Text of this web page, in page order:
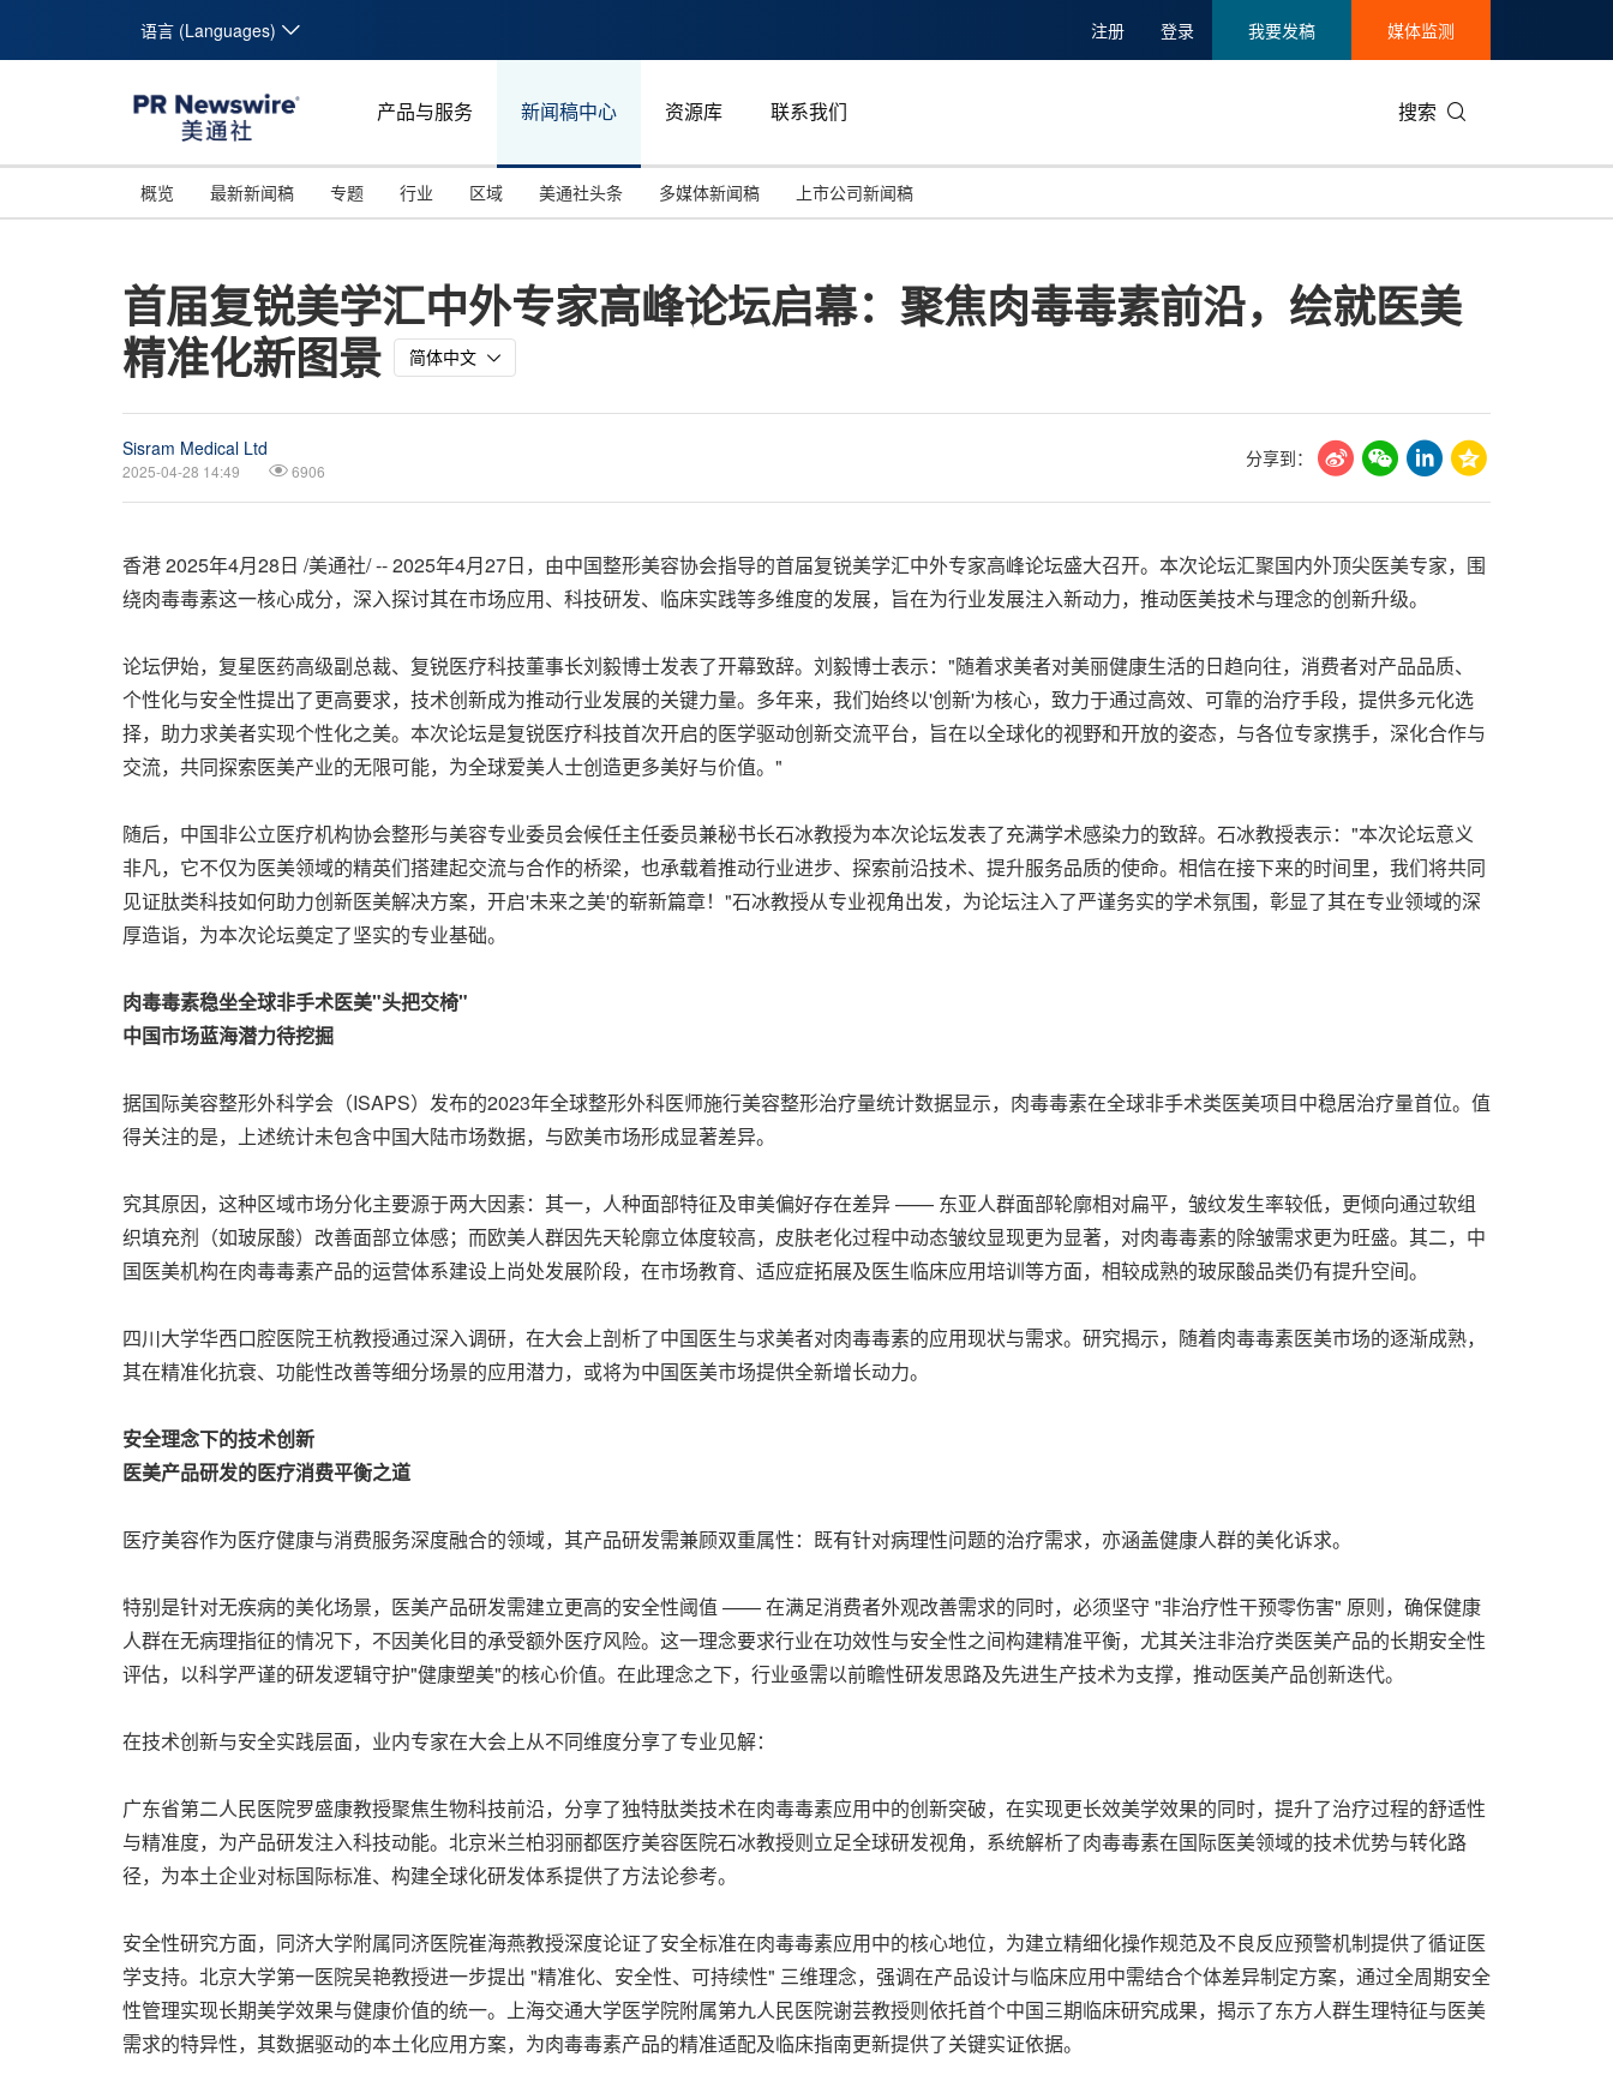
语言 (Languages) 注册 登录 我要发稿 媒体监测
产品与服务 新闻稿中心 资源库 联系我们 搜索
概览 最新新闻稿 专题
投资并购
碳中和
行业
能源化工与环保
娱乐时尚与艺术
区域
马来西亚
新加坡
美通社头条 多媒体新闻稿 上市公司新闻稿
首届复锐美学汇中外专家高峰论坛启幕：聚焦肉毒毒素前沿，绘就医美
精准化新图景
简体中文
Sisram Medical Ltd
2025-04-28 14:49 6906
分享到：
香港2025年4月28日 /美通社/ -- 2025年4月27日，由中国整形美容协会指导的首届复锐美学汇中外专家高峰论坛盛大召开。本次论坛汇聚国内外顶尖医美专家，围
绕肉毒毒素这一核心成分，深入探讨其在市场应用、科技研发、临床实践等多维度的发展，旨在为行业发展注入新动力，推动医美技术与理念的创新升级。
论坛伊始，复星医药高级副总裁、复锐医疗科技董事长刘毅博士发表了开幕致辞。刘毅博士表示："随着求美者对美丽健康生活的日趋向往，消费者对产品品质、
个性化与安全性提出了更高要求，技术创新成为推动行业发展的关键力量。多年来，我们始终以'创新'为核心，致力于通过高效、可靠的治疗手段，提供多元化选
择，助力求美者实现个性化之美。本次论坛是复锐医疗科技首次开启的医学驱动创新交流平台，旨在以全球化的视野和开放的姿态，与各位专家携手，深化合作与
交流，共同探索医美产业的无限可能，为全球爱美人士创造更多美好与价值。"
随后，中国非公立医疗机构协会整形与美容专业委员会候任主任委员兼秘书长石冰教授为本次论坛发表了充满学术感染力的致辞。石冰教授表示："本次论坛意义
非凡，它不仅为医美领域的精英们搭建起交流与合作的桥梁，也承载着推动行业进步、探索前沿技术、提升服务品质的使命。相信在接下来的时间里，我们将共同
见证肽类科技如何助力创新医美解决方案，开启'未来之美'的崭新篇章！"石冰教授从专业视角出发，为论坛注入了严谨务实的学术氛围，彰显了其在专业领域的深
厚造诣，为本次论坛奠定了坚实的专业基础。
肉毒毒素稳坐全球非手术医美"头把交椅"
中国市场蓝海潜力待挖掘
据国际美容整形外科学会（ISAPS）发布的2023年全球整形外科医师施行美容整形治疗量统计数据显示，肉毒毒素在全球非手术类医美项目中稳居治疗量首位。值
得关注的是，上述统计未包含中国大陆市场数据，与欧美市场形成显著差异。
究其原因，这种区域市场分化主要源于两大因素：其一，人种面部特征及审美偏好存在差异 —— 东亚人群面部轮廓相对扁平，皱纹发生率较低，更倾向通过软组
织填充剂（如玻尿酸）改善面部立体感；而欧美人群因先天轮廓立体度较高，皮肤老化过程中动态皱纹显现更为显著，对肉毒毒素的除皱需求更为旺盛。其二，中
国医美机构在肉毒毒素产品的运营体系建设上尚处发展阶段，在市场教育、适应症拓展及医生临床应用培训等方面，相较成熟的玻尿酸品类仍有提升空间。
四川大学华西口腔医院王杭教授通过深入调研，在大会上剖析了中国医生与求美者对肉毒毒素的应用现状与需求。研究揭示，随着肉毒毒素医美市场的逐渐成熟，
其在精准化抗衰、功能性改善等细分场景的应用潜力，或将为中国医美市场提供全新增长动力。
安全理念下的技术创新
医美产品研发的医疗消费平衡之道
医疗美容作为医疗健康与消费服务深度融合的领域，其产品研发需兼顾双重属性：既有针对病理性问题的治疗需求，亦涵盖健康人群的美化诉求。
特别是针对无疾病的美化场景，医美产品研发需建立更高的安全性阈值 —— 在满足消费者外观改善需求的同时，必须坚守 "非治疗性干预零伤害" 原则，确保健康
人群在无病理指征的情况下，不因美化目的承受额外医疗风险。这一理念要求行业在功效性与安全性之间构建精准平衡，尤其关注非治疗类医美产品的长期安全性
评估，以科学严谨的研发逻辑守护"健康塑美"的核心价值。在此理念之下，行业亟需以前瞻性研发思路及先进生产技术为支撑，推动医美产品创新迭代。
在技术创新与安全实践层面，业内专家在大会上从不同维度分享了专业见解：
广东省第二人民医院罗盛康教授聚焦生物科技前沿，分享了独特肽类技术在肉毒毒素应用中的创新突破，在实现更长效美学效果的同时，提升了治疗过程的舒适性
与精准度，为产品研发注入科技动能。北京米兰柏羽丽都医疗美容医院石冰教授则立足全球研发视角，系统解析了肉毒毒素在国际医美领域的技术优势与转化路
径，为本土企业对标国际标准、构建全球化研发体系提供了方法论参考。
安全性研究方面，同济大学附属同济医院崔海燕教授深度论证了安全标准在肉毒毒素应用中的核心地位，为建立精细化操作规范及不良反应预警机制提供了循证医
学支持。北京大学第一医院吴艳教授进一步提出 "精准化、安全性、可持续性" 三维理念，强调在产品设计与临床应用中需结合个体差异制定方案，通过全周期安全
性管理实现长期美学效果与健康价值的统一。上海交通大学医学院附属第九人民医院谢芸教授则依托首个中国三期临床研究成果，揭示了东方人群生理特征与医美
需求的特异性，其数据驱动的本土化应用方案，为肉毒毒素产品的精准适配及临床指南更新提供了关键实证依据。